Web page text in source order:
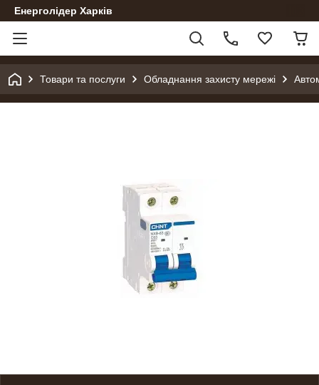
Енерголідер Харків
Товари та послуги Обладнання захисту мережі